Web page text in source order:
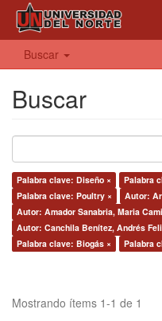
Buscar
Buscar
Palabra clave: Diseño ×
Palabra
Palabra clave: Poultry ×
Autor:
Autor: Amador Sanabria, Maria
Autor: Canchila Benítez, Andrés
Palabra clave: Biogás ×
Palabra
Mostrando ítems 1-1 de 1